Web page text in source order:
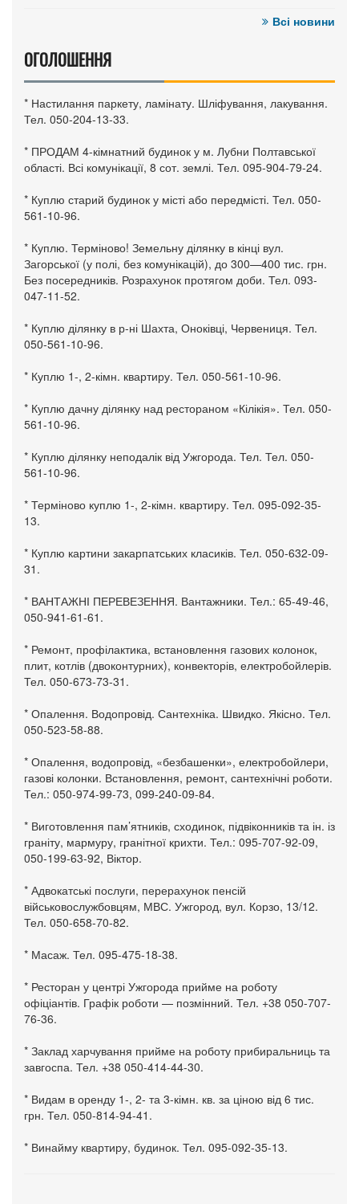
Всі новини
ОГОЛОШЕННЯ
* Настилання паркету, ламінату. Шліфування, лакування.
Тел. 050-204-13-33.
* ПРОДАМ 4-кімнатний будинок у м. Лубни Полтавської
області. Всі комунікації, 8 сот. землі. Тел. 095-904-79-24.
* Куплю старий будинок у місті або передмісті. Тел. 050-
561-10-96.
* Куплю. Терміново! Земельну ділянку в кінці вул.
Загорської (у полі, без комунікацій), до 300—400 тис. грн.
Без посередників. Розрахунок протягом доби. Тел. 093-
047-11-52.
* Куплю ділянку в р-ні Шахта, Оноківці, Червениця. Тел.
050-561-10-96.
* Куплю 1-, 2-кімн. квартиру. Тел. 050-561-10-96.
* Куплю дачну ділянку над рестораном «Кілікія». Тел. 050-
561-10-96.
* Куплю ділянку неподалік від Ужгорода. Тел. Тел. 050-
561-10-96.
* Терміново куплю 1-, 2-кімн. квартиру. Тел. 095-092-35-
13.
* Куплю картини закарпатських класиків. Тел. 050-632-09-
31.
* ВАНТАЖНІ ПЕРЕВЕЗЕННЯ. Вантажники. Тел.: 65-49-46,
050-941-61-61.
* Ремонт, профілактика, встановлення газових колонок,
плит, котлів (двоконтурних), конвекторів, електробойлерів.
Тел. 050-673-73-31.
* Опалення. Водопровід. Сантехніка. Швидко. Якісно. Тел.
050-523-58-88.
* Опалення, водопровід, «безбашенки», електробойлери,
газові колонки. Встановлення, ремонт, сантехнічні роботи.
Тел.: 050-974-99-73, 099-240-09-84.
* Виготовлення пам’ятників, сходинок, підвіконників та ін. із
граніту, мармуру, гранітної крихти. Тел.: 095-707-92-09,
050-199-63-92, Віктор.
* Адвокатські послуги, перерахунок пенсій
військовослужбовцям, МВС. Ужгород, вул. Корзо, 13/12.
Тел. 050-658-70-82.
* Масаж. Тел. 095-475-18-38.
* Ресторан у центрі Ужгорода прийме на роботу
офіціантів. Графік роботи — позмінний. Тел. +38 050-707-
76-36.
* Заклад харчування прийме на роботу прибиральниць та
завгоспа. Тел. +38 050-414-44-30.
* Видам в оренду 1-, 2- та 3-кімн. кв. за ціною від 6 тис.
грн. Тел. 050-814-94-41.
* Винайму квартиру, будинок. Тел. 095-092-35-13.